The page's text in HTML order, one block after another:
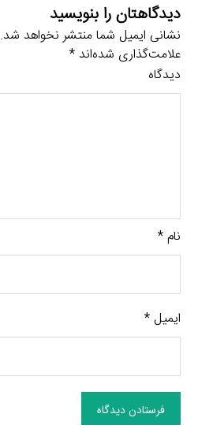
دیدگاهتان را بنویسید
نشانی ایمیل شما منتشر نخواهد شد.
علامت‌گذاری شده‌اند*
دیدگاه
نام*
ایمیل*
فرستادن دیدگاه